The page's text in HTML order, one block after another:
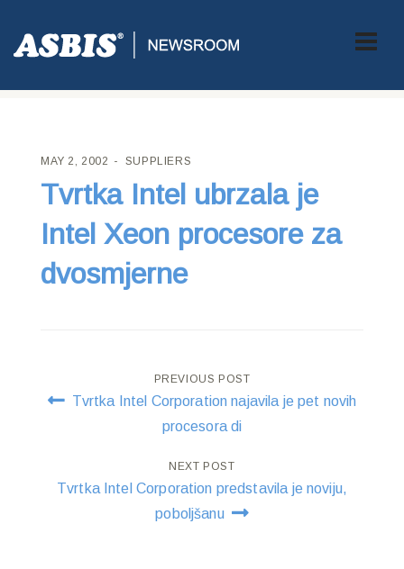
ASBIS CROATIA> SUPPLIERS> TVRTKA INTEL UBRZALA JE
INTEL XEON PROCESORE ZA DVOSMJERNE
MAY 2, 2002 SUPPLIERS
Tvrtka Intel ubrzala je
Intel Xeon procesore za
dvosmjerne
Post
navigation
PREVIOUS POST
Tvrtka Intel Corporation najavila je pet novih
procesora di
NEXT POST
Tvrtka Intel Corporation predstavila je noviju,
poboljšanu